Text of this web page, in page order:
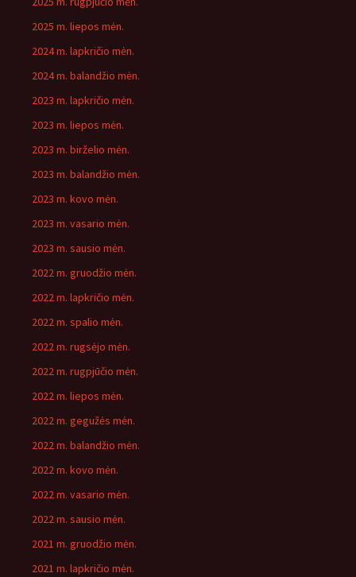
2025 m. liepos mėn.
2024 m. lapkričio mėn.
2024 m. balandžio mėn.
2023 m. lapkričio mėn.
2023 m. liepos mėn.
2023 m. birželio mėn.
2023 m. balandžio mėn.
2023 m. kovo mėn.
2023 m. vasario mėn.
2023 m. sausio mėn.
2022 m. gruodžio mėn.
2022 m. lapkričio mėn.
2022 m. spalio mėn.
2022 m. rugsėjo mėn.
2022 m. rugpjūčio mėn.
2022 m. liepos mėn.
2022 m. gegužės mėn.
2022 m. balandžio mėn.
2022 m. kovo mėn.
2022 m. vasario mėn.
2022 m. sausio mėn.
2021 m. gruodžio mėn.
2021 m. lapkričio mėn.